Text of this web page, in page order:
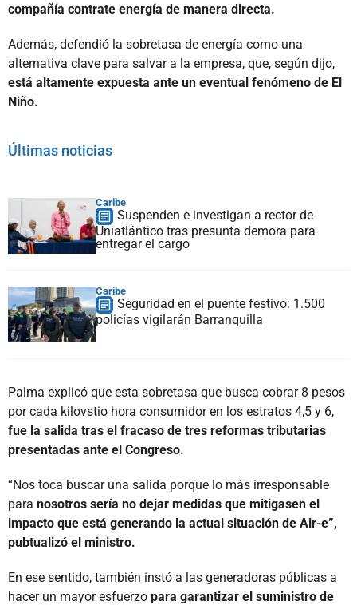
compañía contrate energía de manera directa.
Además, defendió la sobretasa de energía como una
alternativa clave para salvar a la empresa, que, según dijo,
está altamente expuesta ante un eventual fenómeno de El
Niño.
Últimas noticias
Caribe
Suspenden e investigan a rector de
Uniatlántico tras presunta demora para
entregar el cargo
Caribe
Seguridad en el puente festivo: 1.500
policías vigilarán Barranquilla
Palma explicó que esta sobretasa que busca cobrar 8 pesos
por cada kilovstio hora consumidor en los estratos 4,5 y 6,
fue la salida tras el fracaso de tres reformas tributarias
presentadas ante el Congreso.
“Nos toca buscar una salida porque lo más irresponsable
para nosotros sería no dejar medidas que mitigasen el
impacto que está generando la actual situación de Air-e”,
pubtualizó el ministro.
En ese sentido, también instó a las generadoras públicas a
hacer un mayor esfuerzo para garantizar el suministro de